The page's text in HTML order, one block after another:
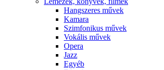
Hangszeres művek
Kamara
Szimfonikus művek
Vokális művek
Opera
Jazz
Egyéb